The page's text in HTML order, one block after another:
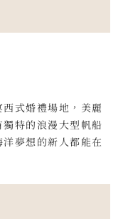
式婚禮場地，美麗
特的浪漫大型帆船
夢想的新人都能在